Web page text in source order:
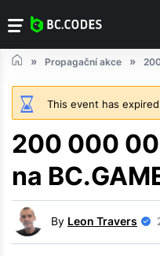
Propagační akce
This event has
200 000
na
By Leon Travers